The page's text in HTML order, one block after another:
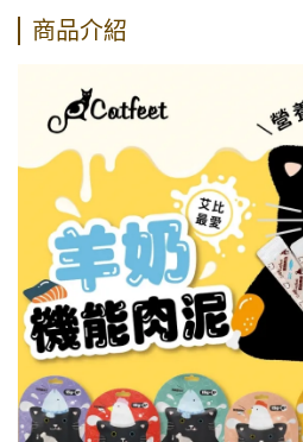
商品介紹